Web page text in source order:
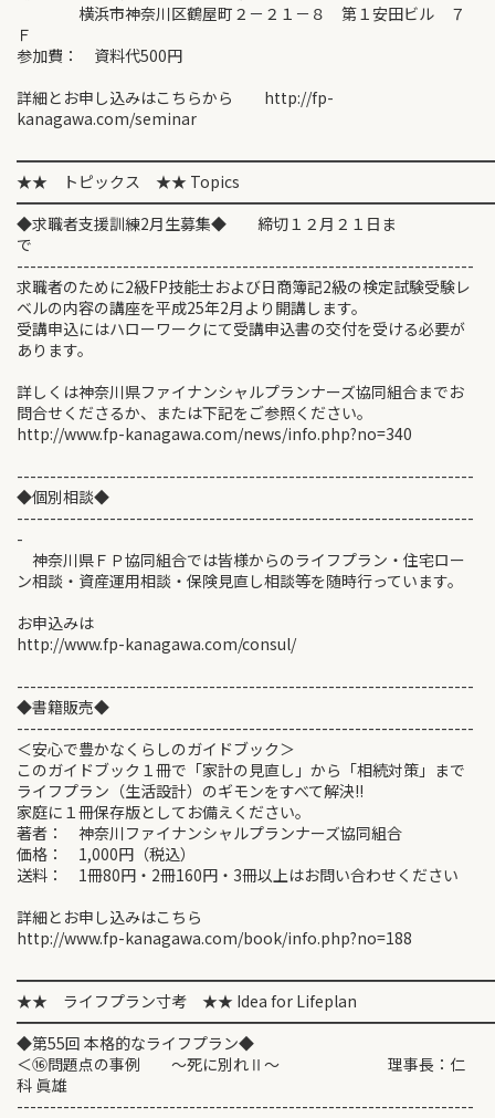
横浜市神奈川区鶴屋町２－２１－８ 第１安田ビル ７
Ｆ
参加費： 資料代500円
詳細とお申し込みはこちらから http://fp-
kanagawa.com/seminar
★★ トピックス ★★ Topics
◆求職者支援訓練2月生募集◆ 締切１２月２１日ま
で
---------------------------------------------------------------------
求職者のために2級FP技能士および日商簿記2級の検定試験受験レ
ベルの内容の講座を平成25年2月より開講します。
受講申込にはハローワークにて受講申込書の交付を受ける必要が
あります。
詳しくは神奈川県ファイナンシャルプランナーズ協同組合までお
問合せくださるか、または下記をご参照ください。
http://www.fp-kanagawa.com/news/info.php?no=340
---------------------------------------------------------------------
◆個別相談◆
---------------------------------------------------------------------
-
神奈川県ＦＰ協同組合では皆様からのライフプラン・住宅ロー
ン相談・資産運用相談・保険見直し相談等を随時行っています。
お申込みは
http://www.fp-kanagawa.com/consul/
---------------------------------------------------------------------
◆書籍販売◆
---------------------------------------------------------------------
＜安心で豊かなくらしのガイドブック＞
このガイドブック１冊で「家計の見直し」から「相続対策」まで
ライフプラン（生活設計）のギモンをすべて解決!!
家庭に１冊保存版としてお備えください。
著者： 神奈川ファイナンシャルプランナーズ協同組合
価格： 1,000円（税込）
送料： 1冊80円・2冊160円・3冊以上はお問い合わせください
詳細とお申し込みはこちら
http://www.fp-kanagawa.com/book/info.php?no=188
★★ ライフプラン寸考 ★★ Idea for Lifeplan
◆第55回 本格的なライフプラン◆
＜⑯問題点の事例 ～死に別れⅡ～ 理事長：仁
科 眞雄
---------------------------------------------------------------------